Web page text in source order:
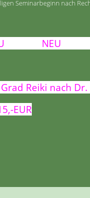
Seminarbeginn nach
NEU
Reiki nach
EUR